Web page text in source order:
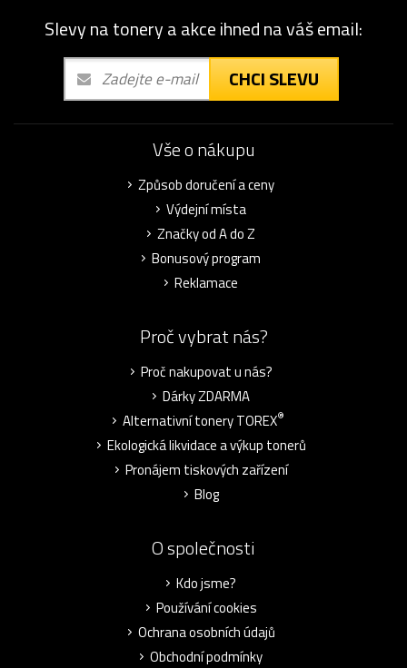
Slevy na tonery a akce ihned na váš email:
CHCI SLEVU
Vše o nákupu
Způsob doručení a ceny
Výdejní místa
Značky od A do Z
Bonusový program
Reklamace
Proč vybrat nás?
Proč nakupovat u nás?
Dárky ZDARMA
Alternativní tonery TOREX®
Ekologická likvidace a výkup tonerů
Pronájem tiskových zařízení
Blog
O společnosti
Kdo jsme?
Používání cookies
Ochrana osobních údajů
Obchodní podmínky